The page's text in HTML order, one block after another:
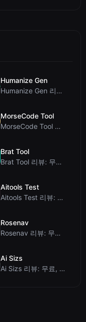
Humanize Gen
Humanize Gen 리뷰: 이 무료 AI 휴머나이저 심층 분석
MorseCode Tool
MorseCode Tool 리뷰: 오디오 및 조명을 갖춘 무료 온라인 텍스트-모스 부호 변...
Brat Tool
Brat Tool 리뷰: 무료 Charli XCX 스타일 Brat 텍스트 생성기
Aitools Test
Aitools Test 리뷰: 무료 브라우저 기반 AI 탐지기, 토큰 카운터 및 비용 추정...
Rosenav
Rosenav 리뷰: 무료 온라인 코사인 유사도 검사기 및 텍스트 차이 비교 도구
Ai Sizs
Ai Sizs 리뷰: 무료, 프라이빗 이미지 유사도 및 블러 감지 도구